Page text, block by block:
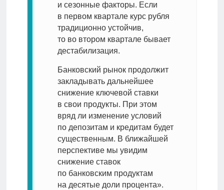
и сезонные факторы. Если
в первом квартале курс рубля
традиционно устойчив,
то во втором квартале бывает
дестабилизация.
Банковский рынок продолжит
закладывать дальнейшее
снижение ключевой ставки
в свои продукты. При этом
вряд ли изменение условий
по депозитам и кредитам будет
существенным. В ближайшей
перспективе мы увидим
снижение ставок
по банковским продуктам
на десятые доли процента».